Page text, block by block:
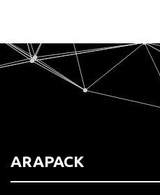
ARAPACK